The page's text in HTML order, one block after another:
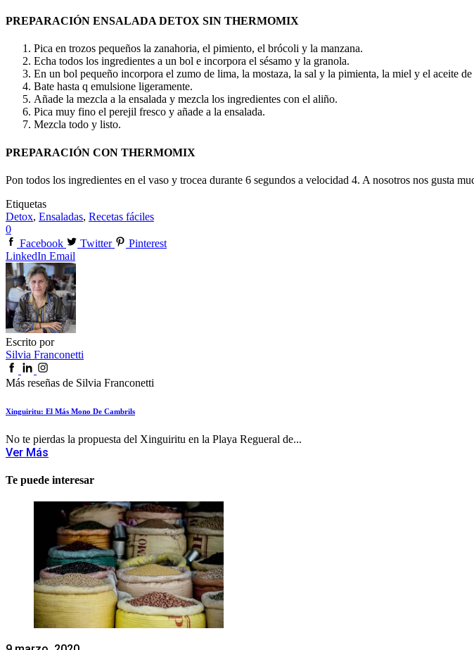
PREPARACIÓN ENSALADA DETOX SIN THERMOMIX
Pica en trozos pequeños la zanahoria, el pimiento, el brócoli y la manzana.
Echa todos los ingredientes a un bol e incorpora el sésamo y la granola.
En un bol pequeño incorpora el zumo de lima, la mostaza, la sal y la pimienta, la miel y el aceite
Bate hasta q emulsione ligeramente.
Añade la mezcla a la ensalada y mezcla los ingredientes con el aliño.
Pica muy fino el perejil fresco y añade a la ensalada.
Mezcla todo y listo.
PREPARACIÓN CON THERMOMIX
Pon todos los ingredientes en el vaso y trocea durante 6 segundos a velocidad 4. A nosotros nos gusta
Etiquetas
Detox, Ensaladas, Recetas fáciles
0
Facebook
Twitter
Pinterest
LinkedIn Email
Escrito por
Silvia Franconetti
Más reseñas de Silvia Franconetti
Xinguiritu: El Más Mono De Cambrils
No te pierdas la propuesta del Xinguiritu en la Playa Regueral de...
Ver Más
Te puede interesar